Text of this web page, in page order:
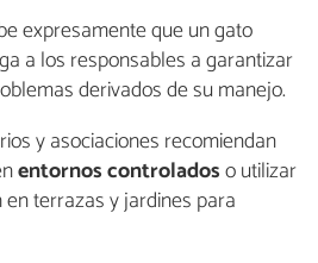
expresamente que un gato
a los responsables a garantizar
derivados de su manejo.
y asociaciones recomiendan
entornos controladoso utilizar
terrazas y jardines para